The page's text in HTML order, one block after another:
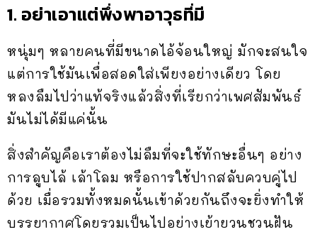
1. อย่าเอาแต่พึ่งพาอาวุธที่มี
หนุ่มๆ หลายคนที่มีขนาดไอ้จ้อนใหญ่ มักจะสนใจ
แต่การใช้มันเพื่อสอดใส่เพียงอย่างเดียว โดย
หลงลืมไปว่าแท้จริงแล้วสิ่งที่เรียกว่าเพศสัมพันธ์
มันไม่ได้มีแค่นั้น
สิ่งสำคัญคือเราต้องไม่ลืมที่จะใช้ทักษะอื่นๆ อย่าง
การลูบไล้ เล้าโลม หรือการใช้ปากสลับควบคู่ไป
ด้วย เมื่อรวมทั้งหมดนั้นเข้าด้วยกันถึงจะยิ่งทำให้
บรรยากาศโดยรวมเป็นไปอย่างเย้ายวนชวนฝัน